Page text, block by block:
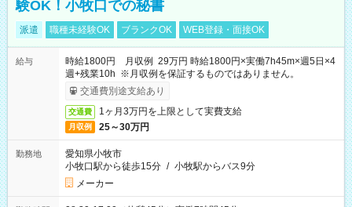
験OK！小牧口での秘書
派遣 職種未経験OK ブランクOK WEB登録・面接OK
給与
時給1800円 月収例 29万円 時給1800円×実働7h45m×週5日×4
週+残業10h ※月収例を保証するものではありません。
交通費別途支給あり
交通費 1ヶ月3万円を上限として実費支給
月収例 25～30万円
勤務地
愛知県小牧市
小牧口駅から徒歩15分 / 小牧駅からバス9分
メーカー